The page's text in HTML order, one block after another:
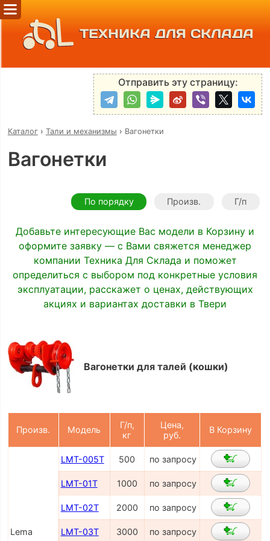
ТЕХНИКА ДЛЯ СКЛАДА
Отправить эту страницу:
Каталог› Тали и механизмы › Вагонетки
Вагонетки
По порядку Произв. Г/п
Добавьте интересующие Вас модели в Корзину и
оформите заявку — с Вами свяжется менеджер
компании Техника Для Склада и поможет
определиться с выбором под конкретные условия
эксплуатации, расскажет о ценах, действующих
акциях и вариантах доставки в Твери
Вагонетки для талей (кошки)
Произв. Модель
Г/п,
кг
Цена,
руб.
В Корзину
Lema
LMT-005T 500 по запросу
LMT-01T 1000 по запросу
LMT-02T 2000 по запросу
LMT-03T 3000 по запросу